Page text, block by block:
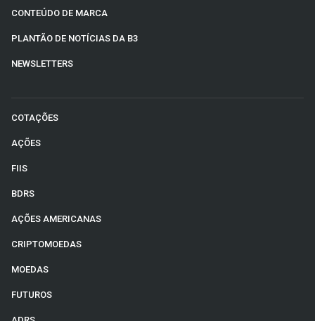
CONTEÚDO DE MARCA
PLANTÃO DE NOTÍCIAS DA B3
NEWSLETTERS
COTAÇÕES
AÇÕES
FIIS
BDRS
AÇÕES AMERICANAS
CRIPTOMOEDAS
MOEDAS
FUTUROS